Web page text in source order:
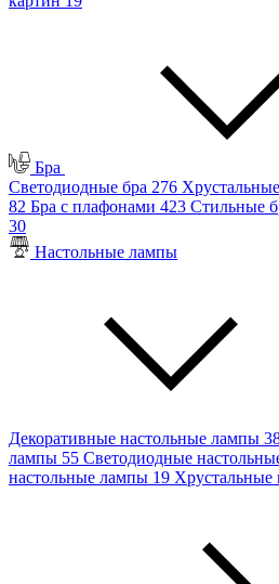
Бра
Светодиодные бра 276
82 Бра с плафонами 423 Стильные
30
Настольные лампы
Декоративные настольные лампы
лампы 55 Светодиодные
настольные лампы 19 Хрустальные